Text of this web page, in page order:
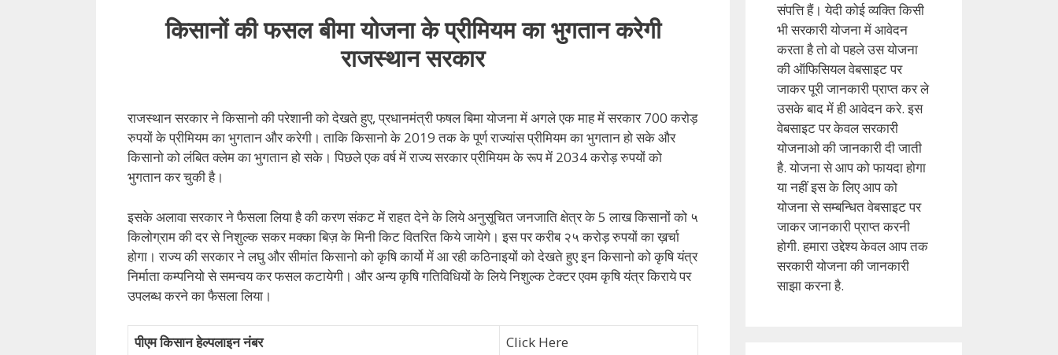
किसानों की फसल बीमा योजना के प्रीमियम का भुगतान करेगी
राजस्थान सरकार
राजस्थान सरकार ने किसानो की परेशानी को देखते हुए, प्रधानमंत्री फषल बिमा योजना में अगले एक माह में सरकार 700 करोड़
रुपयों के प्रीमियम का भुगतान और करेगी। ताकि किसानो के 2019 तक के पूर्ण राज्यांस प्रीमियम का भुगतान हो सके और
किसानो को लंबित क्लेम का भुगतान हो सके। पिछले एक वर्ष में राज्य सरकार प्रीमियम के रूप में 2034 करोड़ रुपयों को
भुगतान कर चुकी है।
इसके अलावा सरकार ने फैसला लिया है की करण संकट में राहत देने के लिये अनुसूचित जनजाति क्षेत्र के 5 लाख किसानों को ५
किलोग्राम की दर से निशुल्क सकर मक्का बिज़ के मिनी किट वितरित किये जायेगे। इस पर करीब २५ करोड़ रुपयों का ख़र्चा
होगा। राज्य की सरकार ने लघु और सीमांत किसानो को कृषि कार्यो में आ रही कठिनाइयों को देखते हुए इन किसानो को कृषि यंत्र
निर्माता कम्पनियो से समन्वय कर फसल कटायेगी। और अन्य कृषि गतिविधियों के लिये निशुल्क टेक्टर एवम कृषि यंत्र किराये पर
उपलब्ध करने का फैसला लिया।
पीएम किसान हेल्पलाइन नंबर
Click Here
संपत्ति हैं। येदी कोई व्यक्ति किसी
भी सरकारी योजना में आवेदन
करता है तो वो पहले उस योजना
की ऑफिसियल वेबसाइट पर
जाकर पूरी जानकारी प्राप्त कर ले
उसके बाद में ही आवेदन करे. इस
वेबसाइट पर केवल सरकारी
योजनाओ की जानकारी दी जाती
है. योजना से आप को फायदा होगा
या नहीं इस के लिए आप को
योजना से सम्बन्धित वेबसाइट पर
जाकर जानकारी प्राप्त करनी
होगी. हमारा उद्देश्य केवल आप तक
सरकारी योजना की जानकारी
साझा करना है.